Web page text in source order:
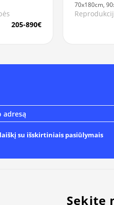
205-890€
70x180cm,
su išskirtiniais pasiūlymais
Sekite